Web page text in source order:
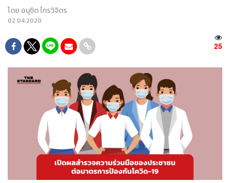
โดย อนุชิต ไกรวิจิตร
02.04.2020
25